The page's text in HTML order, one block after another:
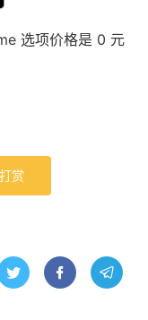
选项价格是 0 元
打赏
  